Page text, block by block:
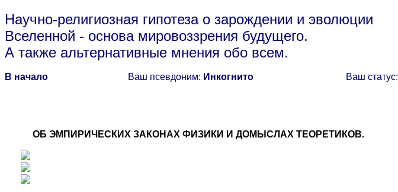
Научно-религиозная гипотеза о зарождении и эволюции
Вселенной - основа мировоззрения будущего.
А также альтернативные мнения обо всем.
В начало Ваш псевдоним: Инкогнито Ваш статус:
ОБ ЭМПИРИЧЕСКИХ ЗАКОНАХ ФИЗИКИ И ДОМЫСЛАХ ТЕОРЕТИКОВ.